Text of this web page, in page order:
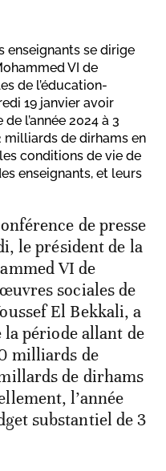
enseignants se dirige
VI de
de l’éducation-
19 janvier avoir
l’année 2024 à 3
de dirhams en
conditions de vie de
enseignants, et leurs
de presse
le président de la
VI de
sociales de
El Bekkali, a
période allant de
milliards de
de dirhams
l’année
substantiel de 3